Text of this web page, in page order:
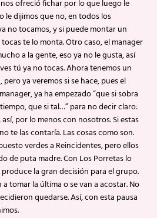
ofreció fichar por lo que luego le
le dijimos que no, en todos los
no tocamos, y si puede montar un
te lo monta. Otro caso, el manager
a la gente, eso ya no le gusta, así
tú ya no tocas. Ahora tenemos un
ya veremos si se hace, pues el
ya ha empezado “que si sobra
que si tal…” para no decir claro:
por lo menos con nosotros. Si estas
te las contaría. Las cosas como son.
verdes a Reincidentes, pero ellos
de puta madre. Con Los Porretas lo
la gran decisión para el grupo.
tomar la última o se van a acostar. No
quedarse. Así, con esta pausa